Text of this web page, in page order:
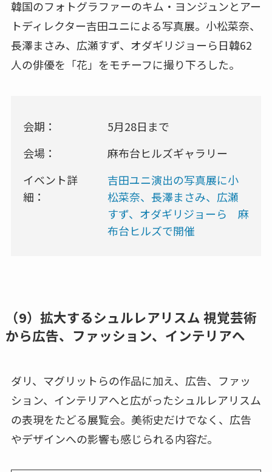
韓国のフォトグラファーのキム・ヨンジュンとアー
トディレクター吉田ユニによる写真展。小松菜奈、
長澤まさみ、広瀬すず、オダギリジョーら日韓62
人の俳優を「花」をモチーフに撮り下ろした。
会期：
5月28日まで
会場：
麻布台ヒルズギャラリー
イベント詳
細：
吉田ユニ演出の写真展に小
松菜奈、長澤まさみ、広瀬
すず、オダギリジョーら 麻
布台ヒルズで開催
（9）拡大するシュルレアリスム 視覚芸術
から広告、ファッション、インテリアへ
ダリ、マグリットらの作品に加え、広告、ファッ
ション、インテリアへと広がったシュルレアリスム
の表現をたどる展覧会。美術史だけでなく、広告
やデザインへの影響も感じられる内容だ。